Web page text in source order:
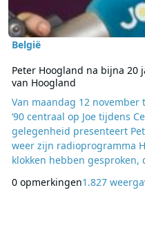
België
Peter Hoogland na bijna 20
van Hoogland
Van maandag 12
’90 centraal op Joe tijdens
gelegenheid presenteert
weer zijn radioprogramma
klokken hebben gesproken,
achterhoofd van de
0 opmerkingen1.827